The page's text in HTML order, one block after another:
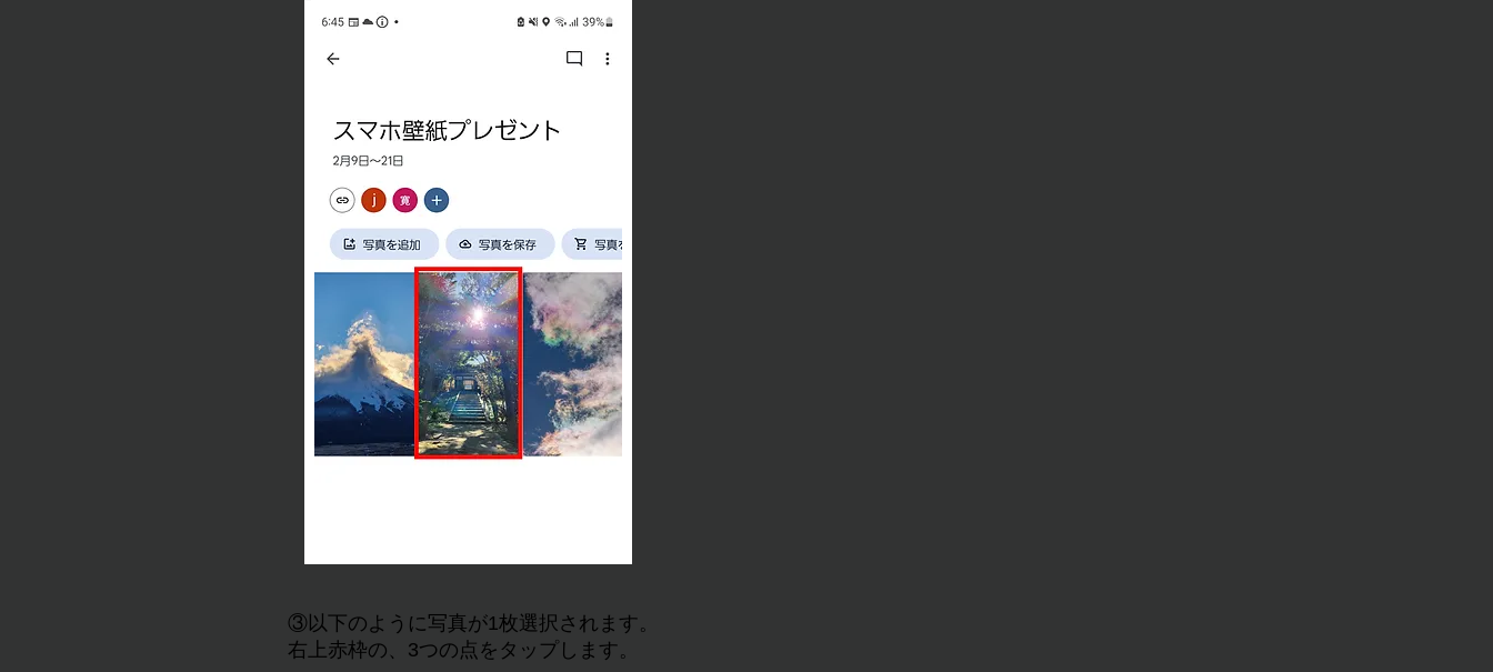
③以下のように写真が1枚選択されます。
右上赤枠の、3つの点をタップします。